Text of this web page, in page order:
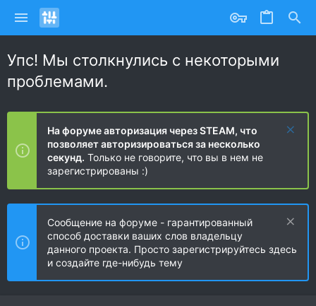
Упс! Мы столкнулись с некоторыми
проблемами.
На форуме авторизация через STEAM, что
позволяет авторизироваться за несколько
секунд. Только не говорите, что вы в нем не
зарегистрированы :)
Сообщение на форуме - гарантированный
способ доставки ваших слов владельцу
данного проекта. Просто зарегистрируйтесь здесь
и создайте где-нибудь тему